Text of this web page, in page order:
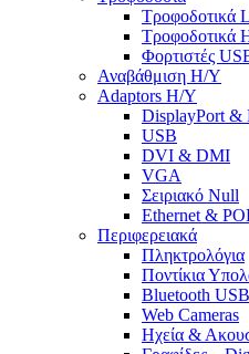
Τροφοδοτικά
Τροφοδοτικά
Φορτιστές
Αναβάθμιση Η/Υ
Adaptors Η/Υ
DisplayPort &
USB
DVI & DMI
VGA
Σειριακό Null
Ethernet &
Περιφερειακά
Πληκτρολόγια
Ποντίκια
Bluetooth USB
Web Cameras
Ηχεία &